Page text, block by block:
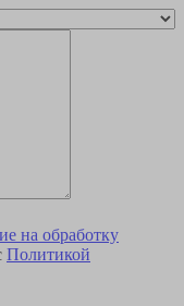
на обработку
Политикой